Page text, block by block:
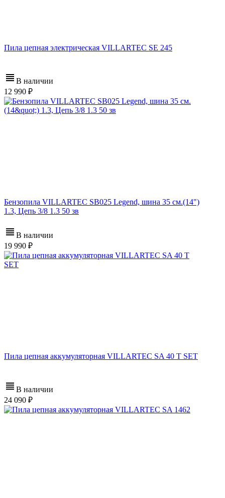
Пила цепная электрическая VILLARTEC SE 245
В наличии
12 990
Бензопила VILLARTEC SB025 Legend, шина 35 см.(14")
1.3, Цепь 3/8 1.3 50 зв
В наличии
19 990
Пила цепная аккумуляторная VILLARTEC SA 40 T SET
В наличии
24 090